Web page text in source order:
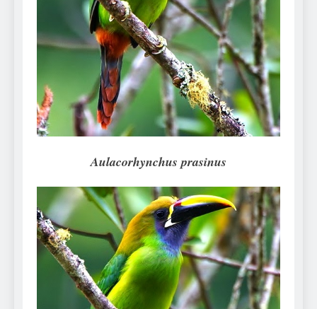
Can Bulldogs Play Fetch?
And How to Train Them!
7 Năm Ago
How Often Do I Need to
Groom My Bulldog
7 Năm Ago
Aulacorhynchus prasinus